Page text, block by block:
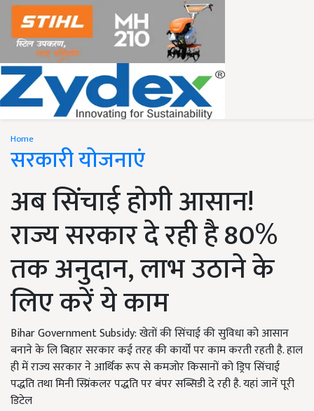
Home
सरकारी योजनाएं
अब सिंचाई होगी आसान!
राज्य सरकार दे रही है 80%
तक अनुदान, लाभ उठाने के
लिए करें ये काम
Bihar Government Subsidy: खेतों की सिंचाई की सुविधा को आसान
बनाने के लि बिहार सरकार कई तरह की कार्यों पर काम करती रहती है. हाल
ही में राज्य सरकार ने आर्थिक रूप से कमजोर किसानों को ड्रिप सिंचाई
पद्धति तथा मिनी स्प्रिंकलर पद्धति पर बंपर सब्सिडी दे रही है. यहां जानें पूरी
डिटेल